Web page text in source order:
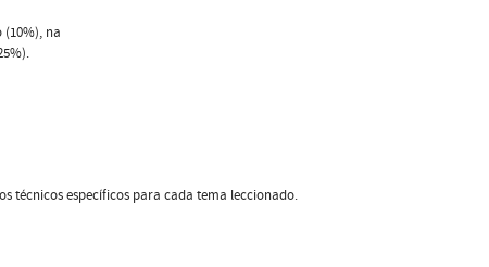
na
técnicos específicos para cada tema leccionado.